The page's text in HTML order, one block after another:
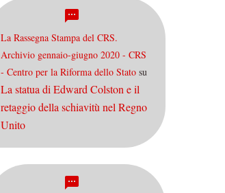
La Rassegna Stampa del CRS.
Archivio gennaio-giugno 2020 - CRS
- Centro per la Riforma dello Stato su
La statua di Edward Colston e il
retaggio della schiavitù nel Regno
Unito